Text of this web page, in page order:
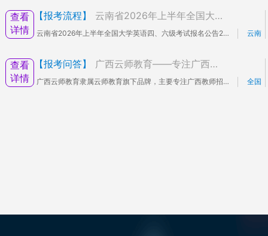
查看
详情
【报考流程】 云南省2026年上半年全国大学英语四、六级考试报名公告
云南省2026年上半年全国大学英语四、六级考试报名公告2026年上半年全国大学英语四、六级考试口试（CET-SET）和笔试（CET）将分别于5月23—24日和6月13日举行。现将我省考试报名有关事项公告如下：一、开考科目和时间（一）口试：5月23—24日，其中23日开考英语口语四级，24日开考英语口语六级。（二）笔试：6月13日，开考科目为英语四级和六级，日语、德语、俄语3个语种的四级和六级以及法语四级。二、报名资格（一）笔试。CET报考者须为全日制普通及成人高等院校本科、专科在校生，在籍研究生。修完大学英语四级课程的学生可报考英语四级，修完大学英语六级课程且英语四级成绩达到425分及以上的学 云南
查看
详情
【报考问答】 广西云师教育——专注广西教师招聘考前培训，高效备考！
广西云师教育隶属云师教育旗下品牌，主要专注广西教师招聘，广西事业单位招聘，广西公务员等大型考试的考前辅导，致力于打造优质的笔试和面试课程，助力学员更高效备考学习。自2017年成立以来，帮助大批学员通过笔试和面试的考试，好评如潮！品牌介绍：北京云师教育科技有限公司（简称云师）是一家互联网教育科技公司，专业提供互联网教育服务。公司旗下的云师教育平台是一个专注于教师服务的一站式平台，平台集合了教师考前培训、教师就业安置、教师岗前培训以及教师培养打造等一站式服务，致力于为教育行业输送优秀人才。云师认为，科技研发和教学研发是公司的核心竞争力，并已逐步建立起专业的IT技术团队和教学研发团队。云师努力为参培 全国